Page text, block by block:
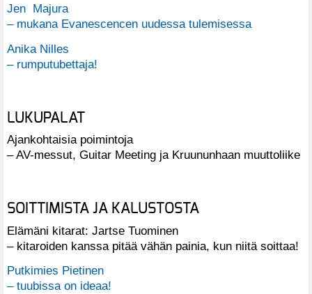
Jen Majura
– mukana Evanescencen uudessa tulemisessa
Anika Nilles
– rumputubettaja!
LUKUPALAT
Ajankohtaisia poimintoja
– AV-messut, Guitar Meeting ja Kruununhaan muuttoliike
SOITTIMISTA JA KALUSTOSTA
Elämäni kitarat: Jartse Tuominen
– kitaroiden kanssa pitää vähän painia, kun niitä soittaa!
Putkimies Pietinen
– tuubissa on ideaa!